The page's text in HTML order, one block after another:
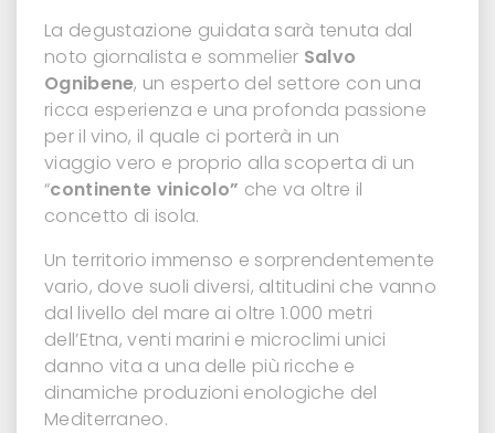
La degustazione guidata sarà tenuta dal
noto giornalista e sommelier Salvo
Ognibene, un esperto del settore con una
ricca esperienza e una profonda passione
per il vino, il quale ci porterà in un
viaggio vero e proprio alla scoperta di un
“continente vinicolo” che va oltre il
concetto di isola.
Un territorio immenso e sorprendentemente
vario, dove suoli diversi, altitudini che vanno
dal livello del mare ai oltre 1.000 metri
dell’Etna, venti marini e microclimi unici
danno vita a una delle più ricche e
dinamiche produzioni enologiche del
Mediterraneo.